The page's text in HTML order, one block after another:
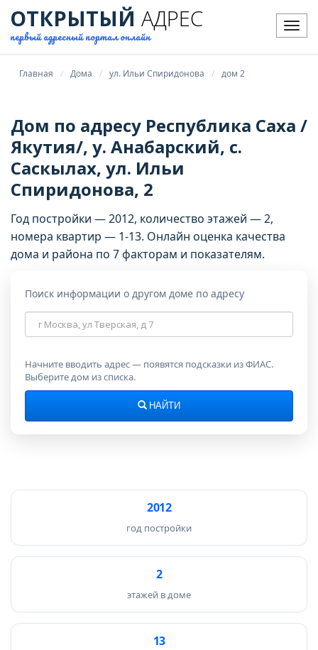
ОТКРЫТЫЙ АДРЕС
первый адресный портал онлайн
Главная Дома ул. Ильи Спиридонова дом 2
Дом по адресу Республика Саха /
Якутия/, у. Анабарский, с.
Саскылах, ул. Ильи
Спиридонова, 2
Год постройки — 2012, количество этажей — 2,
номера квартир — 1-13. Онлайн оценка качества
дома и района по 7 факторам и показателям.
Поиск информации о другом доме по адресу
Адрес
дома
Начните вводить адрес — появятся подсказки из ФИАС.
Выберите дом из списка.
НАЙТИ
2012
год постройки
2
этажей в доме
13